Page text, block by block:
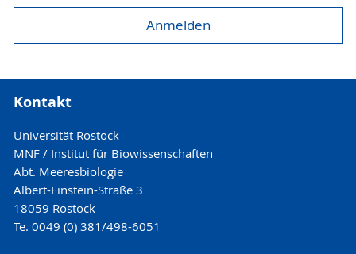
Kontakt
Universität Rostock
MNF / Institut für Biowissenschaften
Abt. Meeresbiologie
Albert-Einstein-Straße 3
18059 Rostock
Te. 0049 (0) 381/498-6051